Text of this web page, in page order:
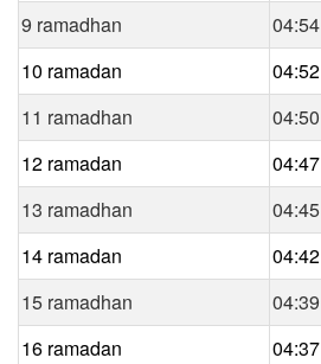
9 ramadhan
04:54
10 ramadan
04:52
11 ramadhan
04:50
12 ramadan
04:47
13 ramadhan
04:45
14 ramadan
04:42
15 ramadhan
04:39
16 ramadan
04:37